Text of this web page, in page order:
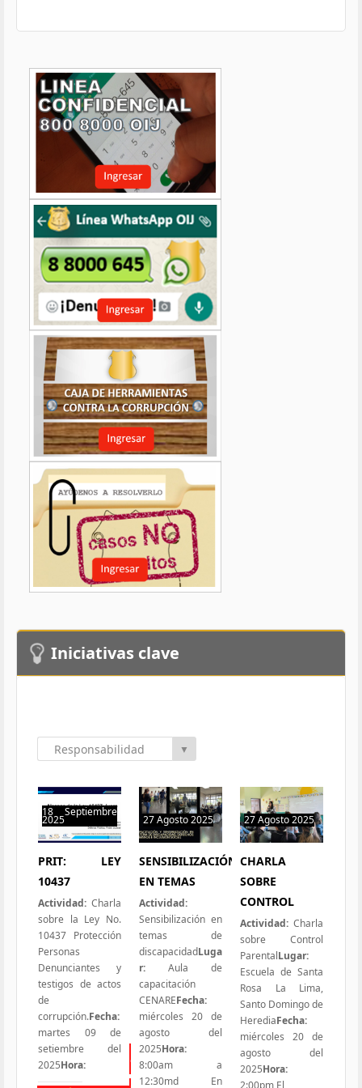
Iniciativas clave
Todas las Iniciativas
Responsabilidad
▼
18 Septiembre
2025
0 hit
PRIT: LEY
10437
Actividad: Charla
sobre la Ley No.
10437 Protección
Personas
Denunciantes y
testigos de actos
de
corrupción.Fecha:
martes 09 de
setiembre del
2025Hora:
27 Agosto 2025
1 hit
SENSIBILIZACIÓN
EN TEMAS
Actividad:
Sensibilización en
temas de
discapacidadLuga
r: Aula de
capacitación
CENAREFecha:
miércoles 20 de
agosto del
2025Hora:
8:00am a
12:30md En
27 Agosto 2025
1 hit
CHARLA
SOBRE
CONTROL
Actividad: Charla
sobre Control
ParentalLugar:
Escuela de Santa
Rosa La Lima,
Santo Domingo de
HerediaFecha:
miércoles 20 de
agosto del
2025Hora:
2:00pm El